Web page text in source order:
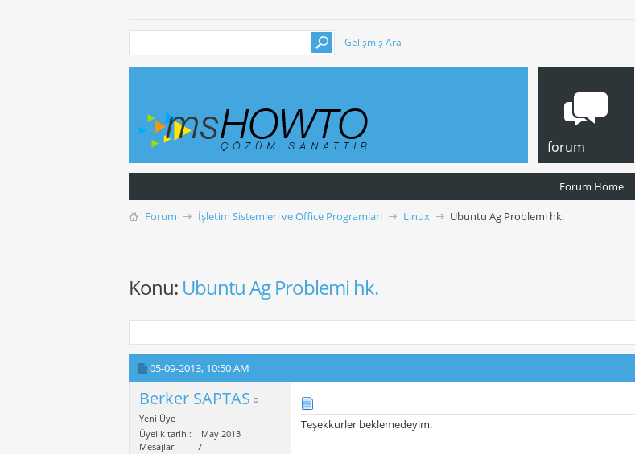
Gelişmiş Ara
forum
Forum Home
Forum İşletim Sistemleri ve Office Programları Linux Ubuntu Ag Problemi hk.
Konu: Ubuntu Ag Problemi hk.
05-09-2013, 10:50 AM
Berker SAPTAS
Yeni Üye
Üyelik tarihi
May 2013
Mesajlar
7
Teşekkurler beklemedeyim.